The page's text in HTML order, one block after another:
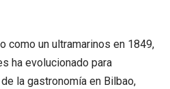
como un ultramarinos en 1849,
ha evolucionado para
la gastronomía en Bilbao,